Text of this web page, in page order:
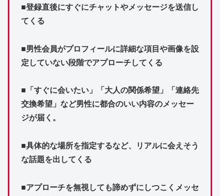
■登録直後にすぐにチャットやメッセージを送信し
てくる
■男性会員がプロフィールに詳細な項目や画像を設
定していない段階でアプローチしてくる
■「すぐに会いたい」「大人の関係希望」「連絡先
交換希望」など男性に都合のいい内容のメッセー
ジが届く。
■具体的な場所を指定するなど、リアルに会えそう
な話題を出してくる
■アプローチを無視しても諦めずにしつこくメッセ